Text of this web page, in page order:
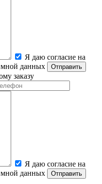
Я даю согласие на
мной данных
заказу
Я даю согласие на
мной данных